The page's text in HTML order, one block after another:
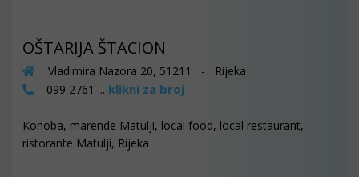
OŠTARIJA ŠTACION
Vladimira Nazora 20, 51211 - Rijeka
099 2761 ... klikni za broj
Konoba, marende Matulji, local food, local restaurant,
ristorante Matulji, Rijeka